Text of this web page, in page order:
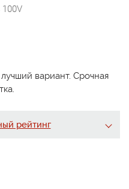
100V
вариант. Срочная
рейтинг